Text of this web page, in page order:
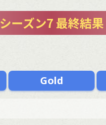
シーズン7 最終結果
Gold